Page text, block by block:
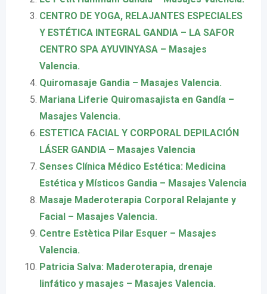
CENTRO DE YOGA, RELAJANTES ESPECIALES
Y ESTÉTICA INTEGRAL GANDIA – LA SAFOR
CENTRO SPA AYUVINYASA – Masajes
Valencia.
Quiromasaje Gandia – Masajes Valencia.
Mariana Liferie Quiromasajista en Gandía –
Masajes Valencia.
ESTETICA FACIAL Y CORPORAL DEPILACIÓN
LÁSER GANDIA – Masajes Valencia
Senses Clínica Médico Estética: Medicina
Estética y Místicos Gandia – Masajes Valencia
Masaje Maderoterapia Corporal Relajante y
Facial – Masajes Valencia.
Centre Estètica Pilar Esquer – Masajes
Valencia.
Patricia Salva: Maderoterapia, drenaje
linfático y masajes – Masajes Valencia.